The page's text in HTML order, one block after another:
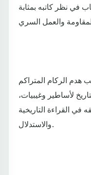
في نظر كاتبه بمثابة
هدم الركام المتراكم
لأساطير وغيبيات،
في القراءة التاريخية
والاستدلال.